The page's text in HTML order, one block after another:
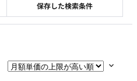
保存した検索条件